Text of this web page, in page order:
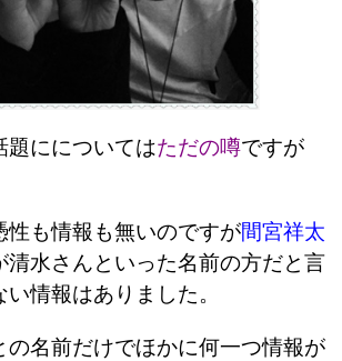
題にについてはただの噂ですが
性も情報も無いのですが間宮祥太
清水さんといった名前の方だと言
情報はありました。
の名前だけでほかに何一つ情報が